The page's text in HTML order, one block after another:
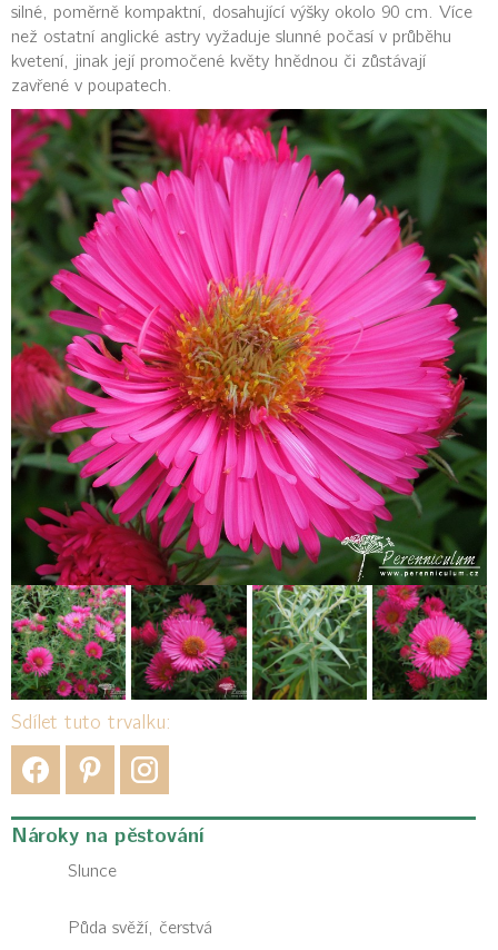
Sdílet tuto trvalku:
silné, poměrně kompaktní, dosahující výšky okolo 90 cm. Více
než ostatní anglické astry vyžaduje slunné počasí v průběhu
kvetení, jinak její promočené květy hnědnou či zůstávají
zavřené v poupatech.
Nároky na pěstování
Slunce
Půda svěží, čerstvá